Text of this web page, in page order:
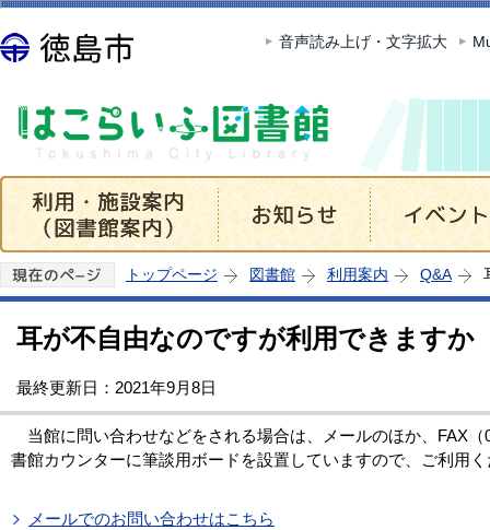
この
音声読み上げ・文字拡大
トップページ 図書館 利用案内 Q&A
耳が不自由なのですが利用できますか
最終更新日：2021年9月8日
当館に問い合わせなどをされる場合は、メールのほか、FAX
書館カウンターに筆談用ボードを設置していますので、ご利用
メールでのお問い合わせはこちら